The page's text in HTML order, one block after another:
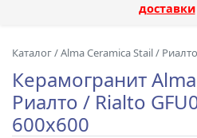
доставки
Каталог/Alma Ceramica Stail/
Керамогранит
Риалто / Rialto
600x600